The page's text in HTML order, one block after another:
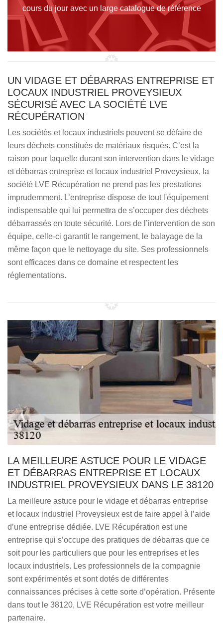
cours du jour avec un large catalogue de référence
UN VIDAGE ET DÉBARRAS ENTREPRISE ET
LOCAUX INDUSTRIEL PROVEYSIEUX
SÉCURISÉ AVEC LA SOCIÉTÉ LVE
RÉCUPÉRATION
Les sociétés et locaux industriels peuvent se défaire de
leurs déchets constitués de matériaux risqués. C’est la
raison pour laquelle durant son intervention dans le vidage
et débarras entreprise et locaux industriel Proveysieux, la
société LVE Récupération ne prend pas les prestations
imprudemment. L’entreprise dispose de tout l'équipement
indispensable qui lui permettra de s’occuper des déchets
débarrassés en toute sécurité. Lors de l’intervention de son
équipe, celle-ci garantit le rangement, le balayage de la
même façon que le nettoyage du site. Ses professionnels
sont efficaces dans ce domaine et respectent les
réglementations.
LA MEILLEURE ASTUCE POUR LE VIDAGE
ET DÉBARRAS ENTREPRISE ET LOCAUX
INDUSTRIEL PROVEYSIEUX DANS LE 38120
La meilleure astuce pour le vidage et débarras entreprise
et locaux industriel Proveysieux est de faire appel à l’aide
d’une entreprise dédiée. LVE Récupération est une
entreprise qui s’occupe des pratiques de débarras que ce
soit pour les particuliers que pour les entreprises et les
locaux industriels. Les professionnels de la compagnie
sont expérimentés et sont dotés de différentes
connaissances précises à cette sorte d’opération. Présente
dans tout le 38120, LVE Récupération est votre meilleur
partenaire.